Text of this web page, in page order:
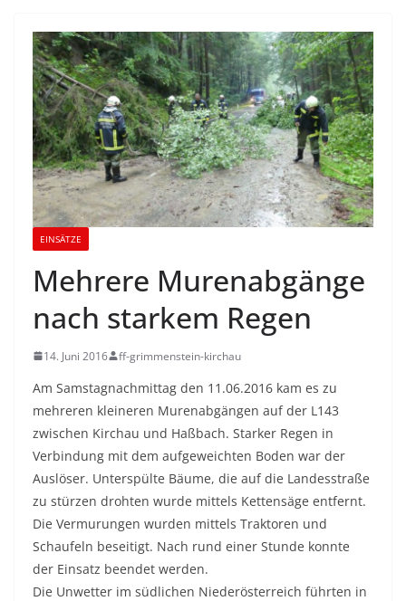
EINSÄTZE
Mehrere Murenabgänge
nach starkem Regen
14. Juni 2016 ff-grimmenstein-kirchau
Am Samstagnachmittag den 11.06.2016 kam es zu
mehreren kleineren Murenabgängen auf der L143
zwischen Kirchau und Haßbach. Starker Regen in
Verbindung mit dem aufgeweichten Boden war der
Auslöser. Unterspülte Bäume, die auf die Landesstraße
zu stürzen drohten wurde mittels Kettensäge entfernt.
Die Vermurungen wurden mittels Traktoren und
Schaufeln beseitigt. Nach rund einer Stunde konnte
der Einsatz beendet werden.
Die Unwetter im südlichen Niederösterreich führten in